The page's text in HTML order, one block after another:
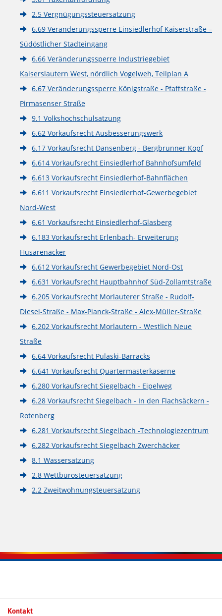
2.5 Vergnügungssteuersatzung
6.69 Veränderungssperre Einsiedlerhof Kaiserstraße –
Südöstlicher Stadteingang
6.66 Veränderungssperre Industriegebiet
Kaiserslautern West, nördlich Vogelweh, Teilplan A
6.67 Veränderungssperre Königstraße - Pfaffstraße -
Pirmasenser Straße
9.1 Volkshochschulsatzung
6.62 Vorkaufsrecht Ausbesserungswerk
6.17 Vorkaufsrecht Dansenberg - Bergbrunner Kopf
6.614 Vorkaufsrecht Einsiedlerhof Bahnhofsumfeld
6.613 Vorkaufsrecht Einsiedlerhof-Bahnflächen
6.611 Vorkaufsrecht Einsiedlerhof-Gewerbegebiet
Nord-West
6.61 Vorkaufsrecht Einsiedlerhof-Glasberg
6.183 Vorkaufsrecht Erlenbach- Erweiterung
Husarenäcker
6.612 Vorkaufsrecht Gewerbegebiet Nord-Ost
6.631 Vorkaufsrecht Hauptbahnhof Süd-Zollamtstraße
6.205 Vorkaufsrecht Morlauterer Straße - Rudolf-
Diesel-Straße - Max-Planck-Straße - Alex-Müller-Straße
6.202 Vorkaufsrecht Morlautern - Westlich Neue
Straße
6.64 Vorkaufsrecht Pulaski-Barracks
6.641 Vorkaufsrecht Quartermasterkaserne
6.280 Vorkaufsrecht Siegelbach - Eipelweg
6.28 Vorkaufsrecht Siegelbach - In den Flachsäckern -
Rotenberg
6.281 Vorkaufsrecht Siegelbach -Technologiezentrum
6.282 Vorkaufsrecht Siegelbach Zwerchäcker
8.1 Wassersatzung
2.8 Wettbürosteuersatzung
2.2 Zweitwohnungsteuersatzung
Kontaktinformationen und Weiterführendes
Kontakt